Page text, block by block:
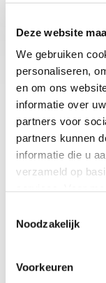
Deze website
We gebruiken
personaliseren,
en om ons
informatie over
partners voor
partners kunnen
informatie die u
verzameld op
Noodzakelijk
Voorkeuren
Type
Type